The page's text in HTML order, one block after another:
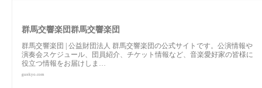
群馬交響楽団群馬交響楽団
群馬交響楽団 | 公益財団法人 群馬交響楽団の公式サイトです。公演情報や
演奏会スケジュール、団員紹介、チケット情報など、音楽愛好家の皆様に
役立つ情報をお届けしま…
gunkyo.com